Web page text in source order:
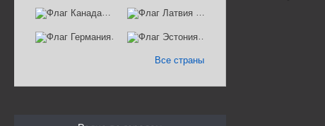
Канада Латвия
Германия Эстония
Все страны